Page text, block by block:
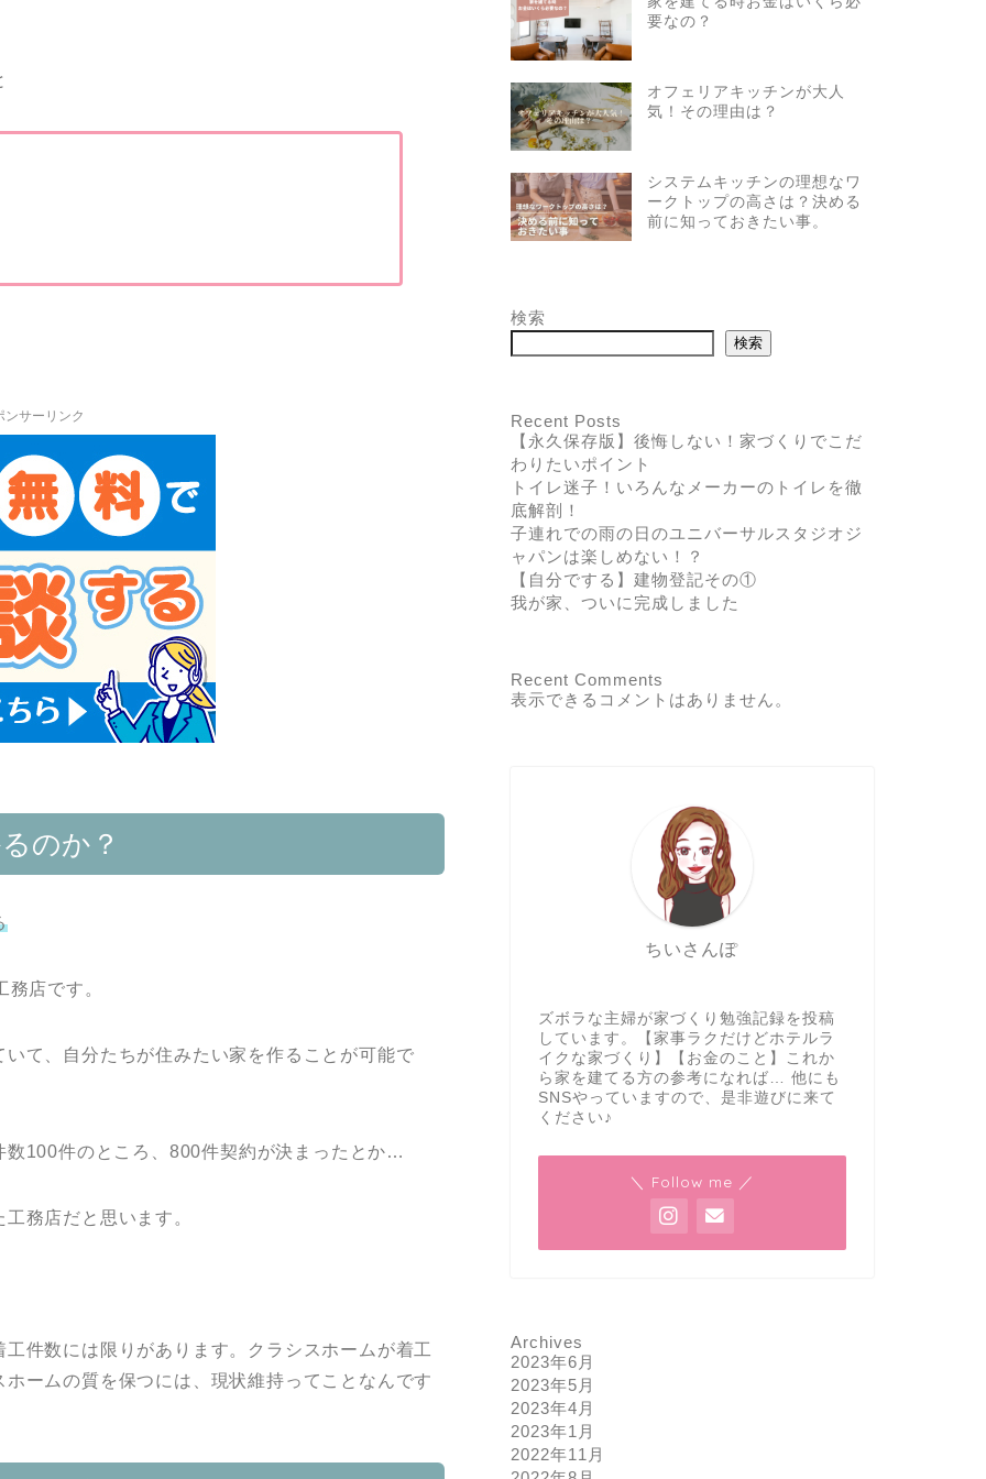
ンサーリンク
のか？
店です。
て、自分たちが住みたい家を作ることが可能で
100件のところ、800件契約が決まったとか…
務店だと思います。
件数には限りがあります。クラシスホームが着工
ームの質を保つには、現状維持ってことなんです
要なの？
オフェリアキッチンが大人
気！その理由は？
システムキッチンの理想なワ
ークトップの高さは？決める
前に知っておきたい事。
検索
検索
Recent Posts
【永久保存版】後悔しない！家づくりでこだ
わりたいポイント
トイレ迷子！いろんなメーカーのトイレを徹
底解剖！
子連れでの雨の日のユニバーサルスタジオジ
ャパンは楽しめない！？
【自分でする】建物登記その①
我が家、ついに完成しました
Recent Comments
表示できるコメントはありません。
ちいさんぽ
ズボラな主婦が家づくり勉強記録を投稿
しています。【家事ラクだけどホテルラ
イクな家づくり】【お金のこと】これか
ら家を建てる方の参考になれば… 他にも
SNSやっていますので、是非遊びに来て
ください♪
＼ Follow me ／
Archives
2023年6月
2023年5月
2023年4月
2023年1月
2022年11月